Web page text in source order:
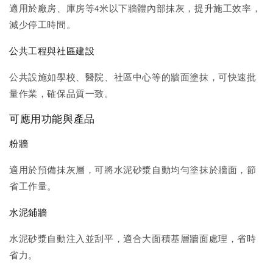
適用於廠房、庫房等4米以下牆體內部抹灰，提升施工效率，
減少停工時間。
公共工程與社區建設
公共設施如學校、醫院、社區中心等的牆面塗抹，可快速批
量作業，確保品質一致。
可應用功能與產品
粉牆
適用於預備抹灰層，可將水泥砂漿自動均勻塗抹於牆面，節
省工作量。
水泥鋪牆
水泥砂漿自動注入並刮平，適合大面積基層牆面處理，省時
省力。